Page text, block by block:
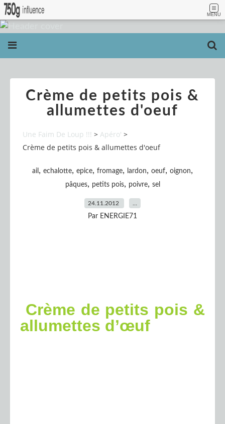
MENU
Crème de petits pois &
allumettes d'oeuf
Une Faim De Loup !!! > Apéro' >
Crème de petits pois & allumettes d'oeuf
ail , echalotte, epice, fromage, lardon, oeuf, oignon,
pâques, petits pois, poivre, sel
24.11.2012
Par ENERGIE71
Crème de petits pois &
allumettes d’œuf